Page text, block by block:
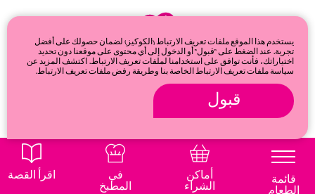
Privacy & cookie policy
اقرأ القصة
في
المطبخ
أماكن
الشراء
قائمة
الطعام
يستخدم هذا الموقع ملفات تعريف الارتباط (الكوكيز) لضمان حصولك على أفضل
تجربة. عند الضغط على "قبول" أو الدخول إلى أي محتوى على موقعنا دون تحديد
اختياراتك، فأنت توافق على استخدامنا لملفات تعريف الارتباط. اكتشف المزيد عن
سياسة ملفات تعريف الارتباط الخاصة بنا وطريقة رفض ملفات تعريف الارتباط.
قبول